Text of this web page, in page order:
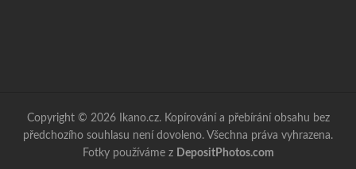
Copyright © 2026 Ikano.cz. Kopírování a přebírání obsahu bez
předchozího souhlasu není dovoleno. Všechna práva vyhrazena.
Fotky používáme z DepositPhotos.com